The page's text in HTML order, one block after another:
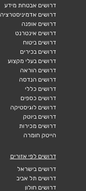
דרושים אבטחת מידע
דרושים אדמיניסטרציה
דרושים אופנה
דרושים אינטרנט
דרושים ביטוח
דרושים בכירים
דרושים בעלי מקצוע
דרושים הוראה
דרושים הנדסה
דרושים כללי
דרושים כספים
דרושים לוגיסטיקה
דרושים ביוטק
דרושים מכירות
הייטק חומרה
דרושים לפי אזורים
דרושים בישראל
דרושים תל אביב
דרושים חולון